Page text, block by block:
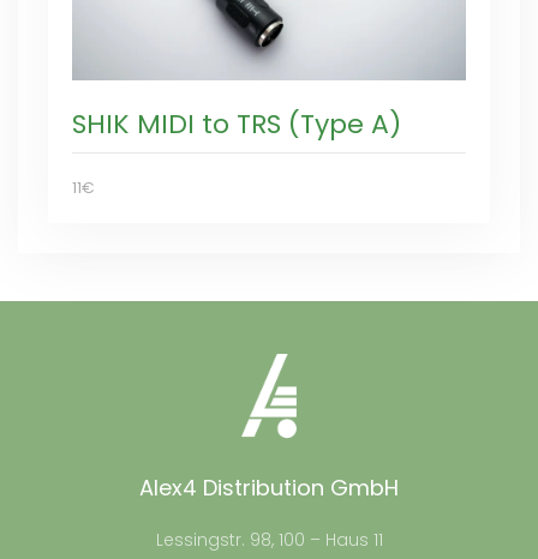
SHIK MIDI to TRS (Type A)
11€
Alex4 Distribution GmbH
Lessingstr. 98, 100 – Haus 11